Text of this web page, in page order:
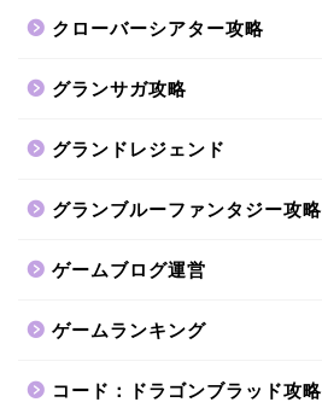
クローバーシアター攻略
グランサガ攻略
グランドレジェンド
グランブルーファンタジー攻略
ゲームブログ運営
ゲームランキング
コード：ドラゴンブラッド攻略